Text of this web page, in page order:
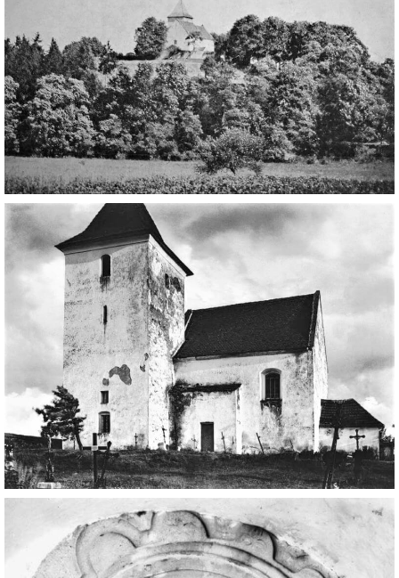
ODKAZY
O NÁS
DŮL NA SLÍDU (NA KOLE)
Kontakt:
tel. 773 916 275
info@domdej.cz
--------------------------------------------------------------
Tento projekt je realizován za finanční podpory
města Domažlice.
© 2026 eStránky.cz |Aktualizováno: 17. 7. 2026|Nahoru ↑